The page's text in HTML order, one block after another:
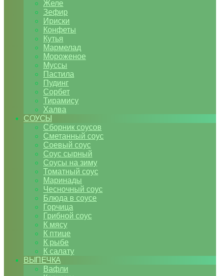
Желе
Зефир
Ириски
Конфеты
Кутья
Мармелад
Мороженое
Муссы
Пастила
Пудинг
Сорбет
Тирамису
Халва
СОУСЫ
Сборник соусов
Сметанный соус
Соевый соус
Соус сырный
Соусы на зиму
Томатный соус
Маринады
Чесночный соус
Блюда в соусе
Горчица
Грибной соус
К мясу
К птице
К рыбе
К салату
ВЫПЕЧКА
Вафли